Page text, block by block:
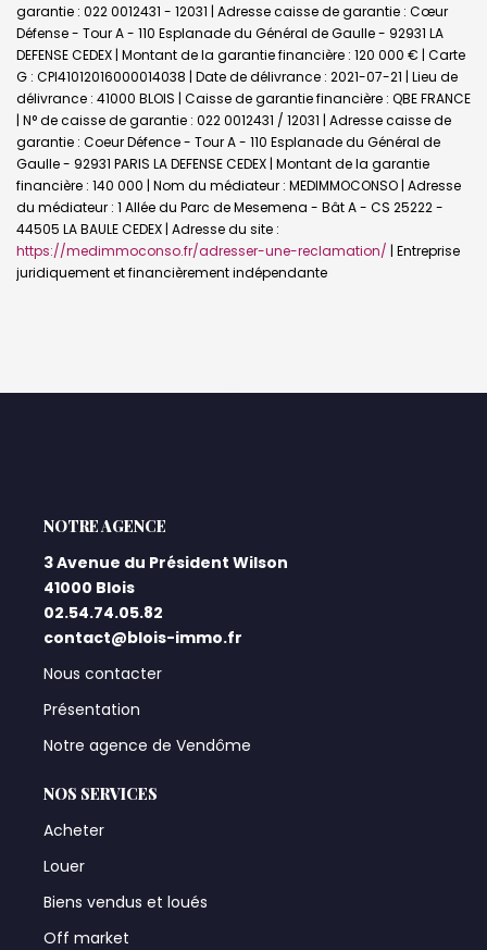
garantie : 022 0012431 - 12031 | Adresse caisse de garantie : Cœur
Défense - Tour A - 110 Esplanade du Général de Gaulle - 92931 LA
DEFENSE CEDEX | Montant de la garantie financière : 120 000 € | Carte
G : CPI41012016000014038 | Date de délivrance : 2021-07-21 | Lieu de
délivrance : 41000 BLOIS | Caisse de garantie financière : QBE FRANCE
| N° de caisse de garantie : 022 0012431 / 12031 | Adresse caisse de
garantie : Coeur Défence - Tour A - 110 Esplanade du Général de
Gaulle - 92931 PARIS LA DEFENSE CEDEX | Montant de la garantie
financière : 140 000 | Nom du médiateur : MEDIMMOCONSO | Adresse
du médiateur : 1 Allée du Parc de Mesemena - Bât A - CS 25222 -
44505 LA BAULE CEDEX | Adresse du site :
https://medimmoconso.fr/adresser-une-reclamation/ | Entreprise
juridiquement et financièrement indépendante
L'AGENCE
3 Avenue du Président Wilson
41000 Blois
02.54.74.05.82
contact@blois-immo.fr
Nous contacter
Présentation
Notre agence de Vendôme
NOS SERVICES
Acheter
Louer
Biens vendus et loués
Off market